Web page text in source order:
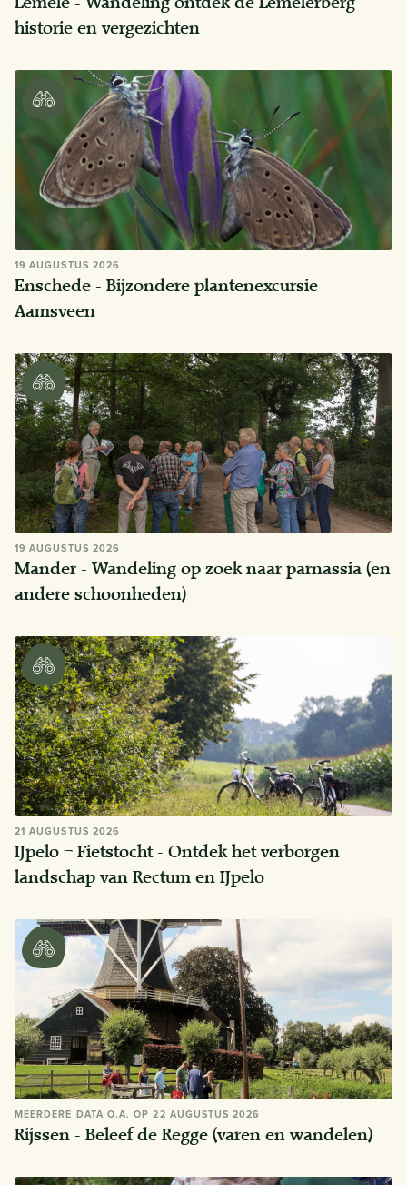
historie en vergezichten
19 AUGUSTUS 2026
Enschede - Bijzondere plantenexcursie
Aamsveen
19 AUGUSTUS 2026
Mander - Wandeling op zoek naar parnassia (en
andere schoonheden)
21 AUGUSTUS 2026
IJpelo – Fietstocht - Ontdek het verborgen
landschap van Rectum en IJpelo
MEERDERE DATA O.A. OP 22 AUGUSTUS 2026
Rijssen - Beleef de Regge (varen en wandelen)